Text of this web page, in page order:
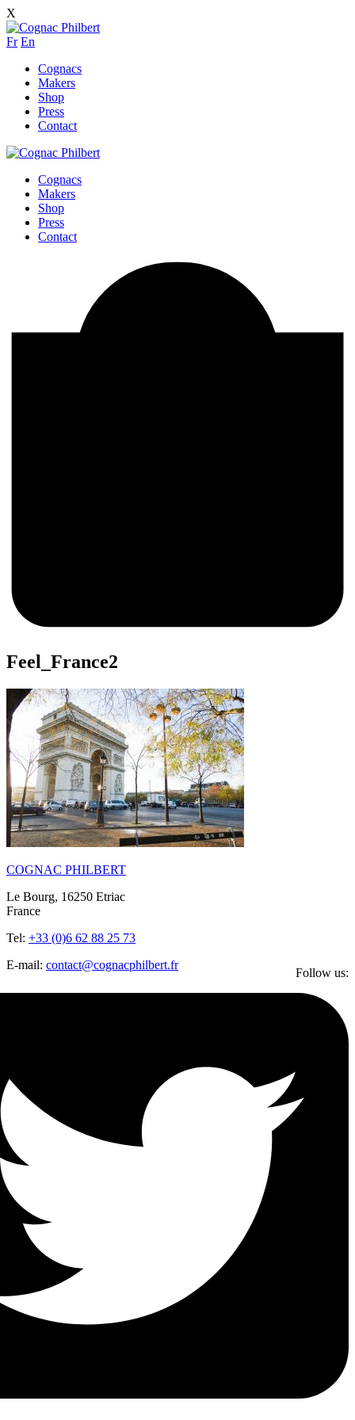
X
Fr En
Cognacs
Makers
Shop
Press
Contact
Cognacs
Makers
Shop
Press
Contact
Feel_France2
COGNAC PHILBERT
Le Bourg, 16250 Etriac
France
Tel: +33 (0)6 62 88 25 73
E-mail: contact@cognacphilbert.fr
Follow us: